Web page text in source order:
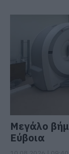
Μεγάλο
Εύβοια